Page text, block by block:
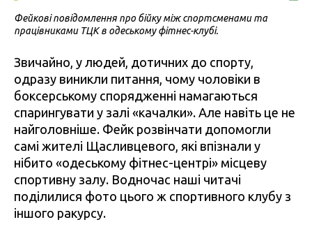
Фейкові повідомлення про бійку між спортсменами та
працівниками ТЦК в одеському фітнес-клубі.
Звичайно, у людей, дотичних до спорту,
одразу виникли питання, чому чоловіки в
боксерському спорядженні намагаються
спарингувати у залі «качалки». Але навіть це не
найголовніше. Фейк розвінчати допомогли
самі жителі Щасливцевого, які впізнали у
нібито «одеському фітнес-центрі» місцеву
спортивну залу. Водночас наші читачі
поділилися фото цього ж спортивного клубу з
іншого ракурсу.